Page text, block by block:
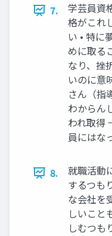
7.
学芸員資
格がこれ
い • 特に
めに取る
なり、挫
いのに意
さん（指
わからん
われ取得
員にはな
8.
就職活動
するつも
な会社を
しいこと
しむつも